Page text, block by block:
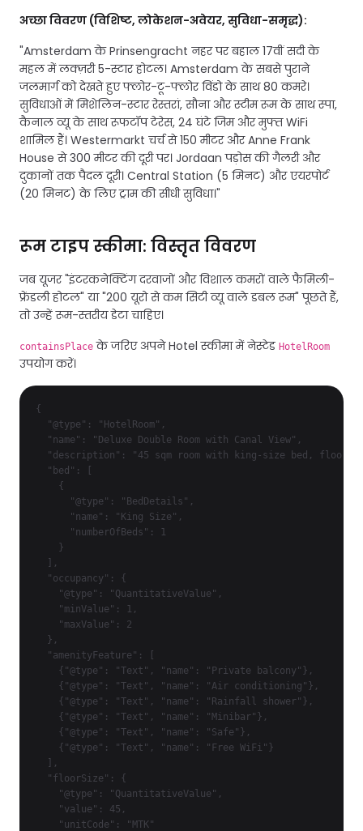
अच्छा विवरण (विशिष्ट, लोकेशन-अवेयर, सुविधा-समृद्ध):
"Amsterdam के Prinsengracht नहर पर बहाल 17वीं सदी के
महल में लक्ज़री 5-स्टार होटल। Amsterdam के सबसे पुराने
जलमार्ग को देखते हुए फ्लोर-टू-फ्लोर विंडो के साथ 80 कमरे।
सुविधाओं में मिशेलिन-स्टार रेस्तरां, सौना और स्टीम रूम के साथ स्पा,
कैनाल व्यू के साथ रूफटॉप टेरेस, 24 घंटे जिम और मुफ्त WiFi
शामिल हैं। Westermarkt चर्च से 150 मीटर और Anne Frank
House से 300 मीटर की दूरी पर। Jordaan पड़ोस की गैलरी और
दुकानों तक पैदल दूरी। Central Station (5 मिनट) और एयरपोर्ट
(20 मिनट) के लिए ट्राम की सीधी सुविधा।"
रूम टाइप स्कीमा: विस्तृत विवरण
जब यूजर "इंटरकनेक्टिंग दरवाजों और विशाल कमरों वाले फैमिली-
फ्रेंडली होटल" या "200 यूरो से कम सिटी व्यू वाले डबल रूम" पूछते हैं,
तो उन्हें रूम-स्तरीय डेटा चाहिए।
containsPlace के जरिए अपने Hotel स्कीमा में नेस्टेड HotelRoom
उपयोग करें।
{
  "@type": "HotelRoom",
  "name": "Deluxe Double Room with Canal View",
"description": "45 sqm room with king-size bed, floor-
  "bed": [
    {
      "@type": "BedDetails",
      "name": "King Size",
      "numberOfBeds": 1
    }
  ],
  "occupancy": {
    "@type": "QuantitativeValue",
    "minValue": 1,
    "maxValue": 2
  },
  "amenityFeature": [
    {"@type": "Text", "name": "Private balcony"},
    {"@type": "Text", "name": "Air conditioning"},
    {"@type": "Text", "name": "Rainfall shower"},
    {"@type": "Text", "name": "Minibar"},
    {"@type": "Text", "name": "Safe"},
    {"@type": "Text", "name": "Free WiFi"}
  ],
  "floorSize": {
    "@type": "QuantitativeValue",
    "value": 45,
    "unitCode": "MTK"